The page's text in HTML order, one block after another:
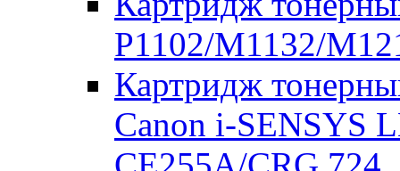
P1102/M1132/
Картридж
Canon i-SENSYS